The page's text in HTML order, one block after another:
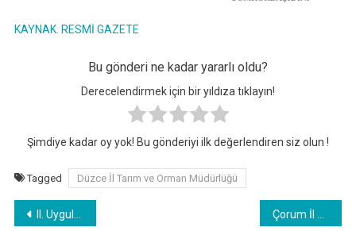
KAYNAK. RESMİ GAZETE
Bu gönderi ne kadar yararlı oldu?
Derecelendirmek için bir yıldıza tıklayın!
Şimdiye kadar oy yok! Bu gönderiyi ilk değerlendiren siz olun !
Tagged Düzce İl Tarım ve Orman Müdürlüğü
Yazı
II. Uygulamalı Tıbbi Sülük Yetiştiriciliği Eğitimi Tamamlandı ! Çorum İl Tarım ve Orman Müdürlüğü Görevden Alma Kararı !